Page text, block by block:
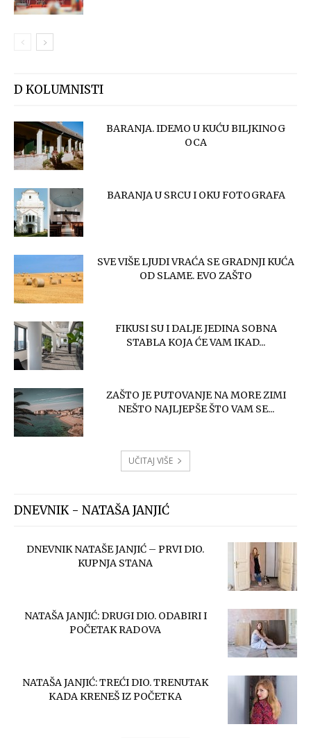
D KOLUMNISTI
BARANJA. IDEMO U KUĆU BILJKINOG
OCA
BARANJA U SRCU I OKU FOTOGRAFA
SVE VIŠE LJUDI VRAĆA SE GRADNJI KUĆA
OD SLAME. EVO ZAŠTO
FIKUSI SU I DALJE JEDINA SOBNA
STABLA KOJA ĆE VAM IKAD...
ZAŠTO JE PUTOVANJE NA MORE ZIMI
NEŠTO NAJLJEPŠE ŠTO VAM SE...
UČITAJ VIŠE
DNEVNIK - NATAŠA JANJIĆ
DNEVNIK NATAŠE JANJIĆ – PRVI DIO.
KUPNJA STANA
NATAŠA JANJIĆ: DRUGI DIO. ODABIRI I
POČETAK RADOVA
NATAŠA JANJIĆ: TREĆI DIO. TRENUTAK
KADA KRENEŠ IZ POČETKA